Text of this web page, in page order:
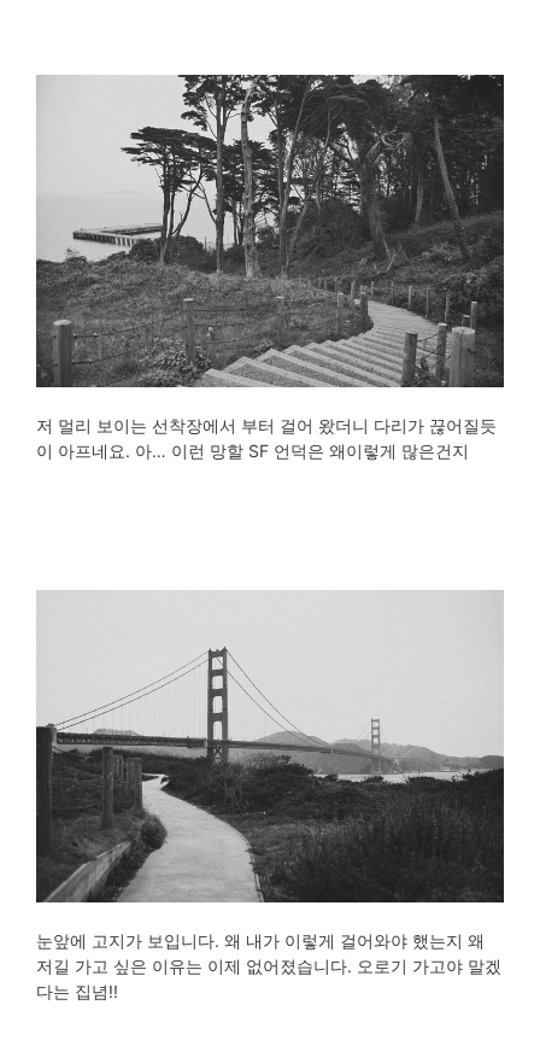
저 멀리 보이는 선착장에서 부터 걸어 왔더니 다리가 끊어질듯
이 아프네요. 아… 이런 망할 SF 언덕은 왜이렇게 많은건지
눈앞에 고지가 보입니다. 왜 내가 이렇게 걸어와야 했는지 왜
저길 가고 싶은 이유는 이제 없어졌습니다. 오로기 가고야 말겠
다는 집념!!